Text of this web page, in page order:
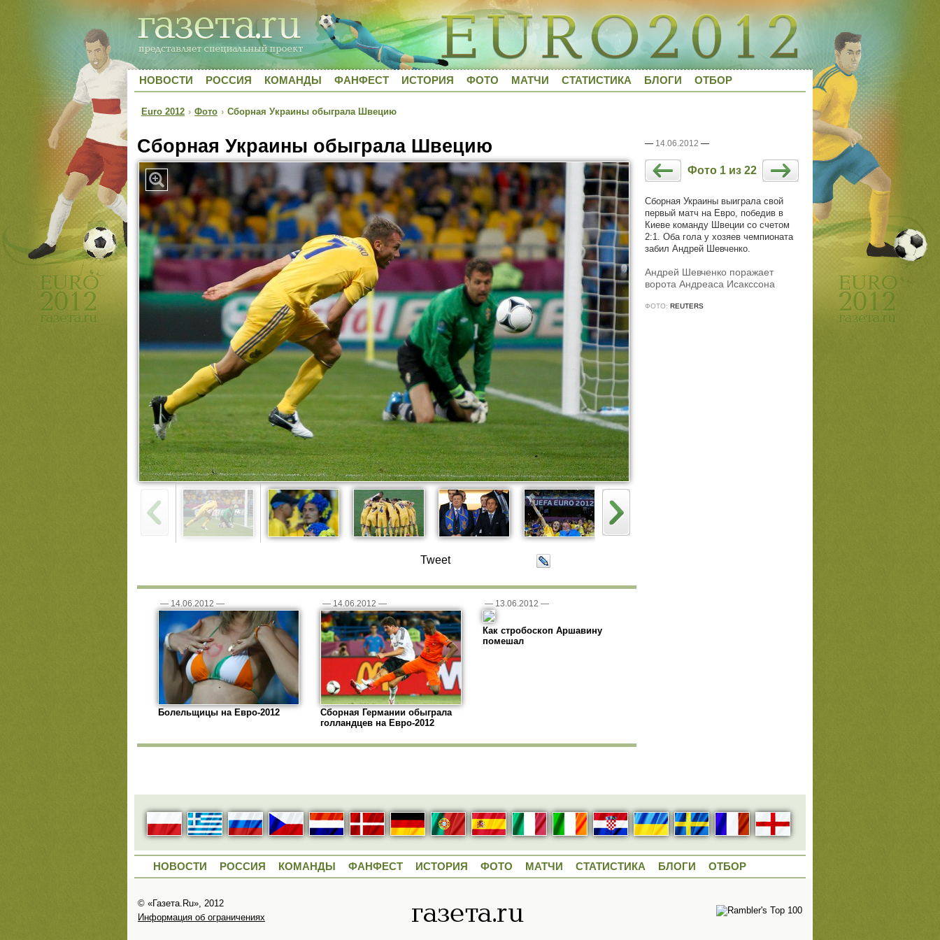
НОВОСТИ РОССИЯ КОМАНДЫ ФАНФЕСТ ИСТОРИЯ ФОТО МАТЧИ СТАТИСТИКА БЛОГИ ОТБОР
Euro 2012 › Фото › Сборная Украины обыграла Швецию
Сборная Украины обыграла Швецию
Tweet
— 14.06.2012 —
Фото 1 из 22
Сборная Украины выиграла свой
первый матч на Евро, победив в
Киеве команду Швеции со счетом
2:1. Оба гола у хозяев чемпионата
забил Андрей Шевченко.
Андрей Шевченко поражает
ворота Андреаса Исакссона
ФОТО: REUTERS
— 14.06.2012 —
Болельщицы на Евро-2012
— 14.06.2012 —
Сборная Германии обыграла
голландцев на Евро-2012
— 13.06.2012 —
Как стробоскоп Аршавину
помешал
НОВОСТИ РОССИЯ КОМАНДЫ ФАНФЕСТ ИСТОРИЯ ФОТО МАТЧИ СТАТИСТИКА БЛОГИ ОТБОР
© «Газета.Ru», 2012
Информация об ограничениях